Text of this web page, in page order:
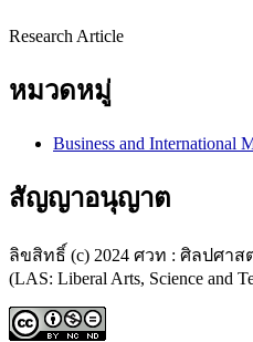
Research Article
หมวดหมู่
Business and International
สัญญาอนุญาต
ลิขสิทธิ์ (c) 2024 ศวท : ศิลปศา
(LAS: Liberal Arts, Science and